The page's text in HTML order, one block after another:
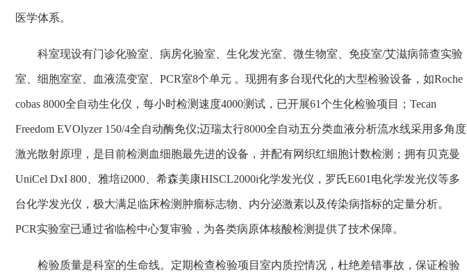
医学体系。
科室现设有门诊化验室、病房化验室、生化发光室、微生物室、免疫室/艾滋病筛查实验
室、细胞室室、血液流变室、PCR室8个单元 。现拥有多台现代化的大型检验设备，如Roche
cobas 8000全自动生化仪，每小时检测速度4000测试，已开展61个生化检验项目；Tecan
Freedom EVOlyzer 150/4全自动酶免仪;迈瑞太行8000全自动五分类血液分析流水线采用多角度
激光散射原理，是目前检测血细胞最先进的设备，并配有网织红细胞计数检测；拥有贝克曼
UniCel DxI 800、雅培i2000、希森美康HISCL2000i化学发光仪，罗氏E601电化学发光仪等多
台化学发光仪，极大满足临床检测肿瘤标志物、内分泌激素以及传染病指标的定量分析。
PCR实验室已通过省临检中心复审验，为各类病原体核酸检测提供了技术保障。
检验质量是科室的生命线。定期检查检验项目室内质控情况，杜绝差错事故，保证检验